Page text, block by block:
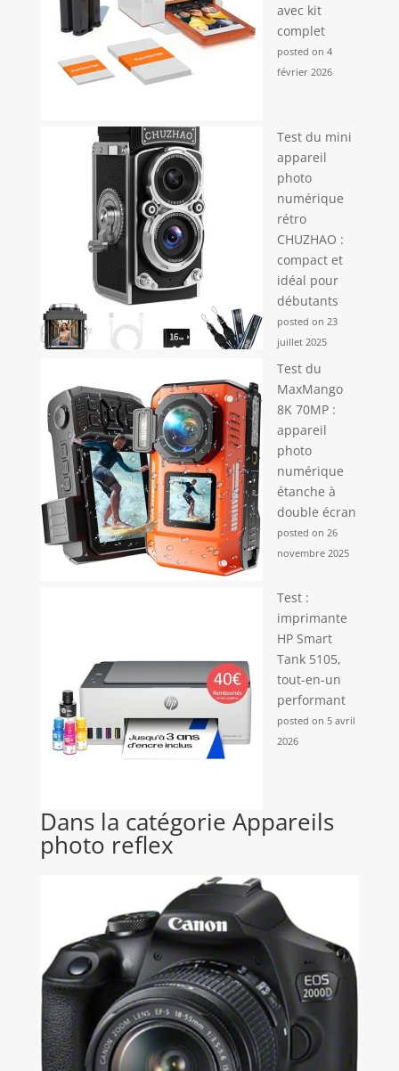
avec kit
complet
posted on 4
février 2026
Test du mini
appareil
photo
numérique
rétro
CHUZHAO :
compact et
idéal pour
débutants
posted on 23
juillet 2025
Test du
MaxMango
8K 70MP :
appareil
photo
numérique
étanche à
double écran
posted on 26
novembre 2025
Test :
imprimante
HP Smart
Tank 5105,
tout-en-un
performant
posted on 5 avril
2026
Dans la catégorie Appareils
photo reflex